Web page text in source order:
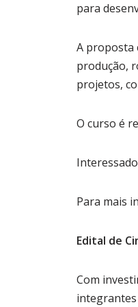
para
A proposta
produção,
projetos,
O curso é
Para mais
Edital de
Com
integrantes